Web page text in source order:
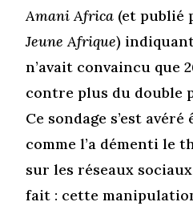
Amani Africa (et publié
Jeune Afrique)
n’avait convaincu que
contre plus du double
Ce sondage s’est
comme l’a démenti le
sur les réseaux
fait : cette